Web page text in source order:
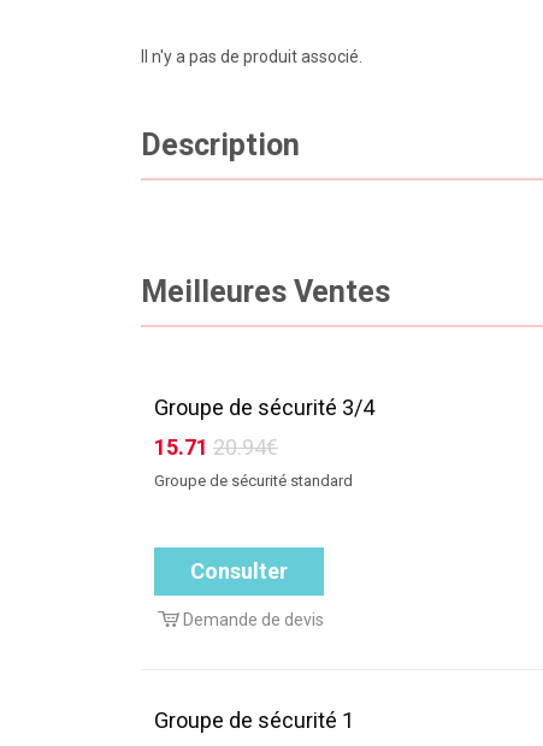
Il n'y a pas de produit associé.
Description
Meilleures Ventes
Groupe de sécurité 3/4
15.71 20.94€
Groupe de sécurité standard
Consulter
Demande de devis
Groupe de sécurité 1